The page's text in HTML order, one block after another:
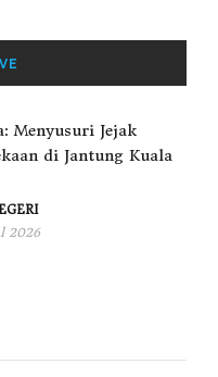
Menyusuri Jejak
di Jantung Kuala
2026